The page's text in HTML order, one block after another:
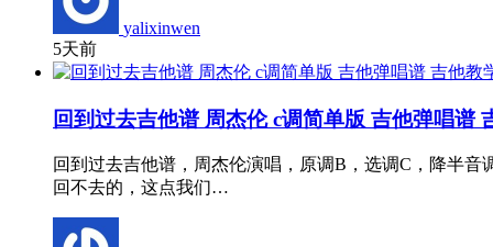
yalixinwen
5天前
回到过去吉他谱 周杰伦 c调简单版 吉他弹唱谱
回到过去吉他谱，周杰伦演唱，原调B，选调C，降半
回不去的，这点我们…